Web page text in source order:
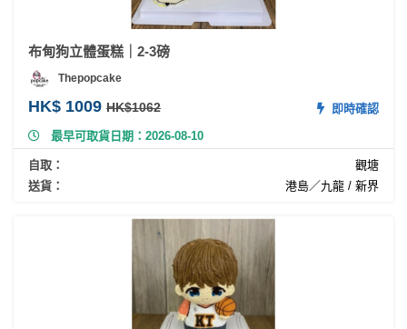
布甸狗立體蛋糕｜2-3磅
Thepopcake
HK$ 1009 HK$1062
即時確認
最早可取貨日期：2026-08-10
自取：
觀塘
送貨：
港島／九龍 / 新界